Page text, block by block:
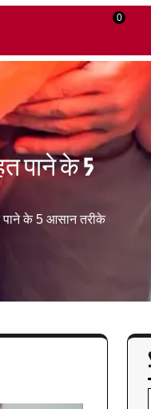
0
पाने के 5
पाने के 5 आसान तरीके